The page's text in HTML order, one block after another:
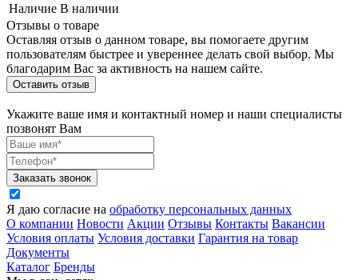
Наличие В наличии
Отзывы о товаре
Оставляя отзыв о данном товаре, вы помогаете другим
пользователям быстрее и увереннее делать свой выбор. Мы
благодарим Вас за активность на нашем сайте.
Оставить отзыв
Укажите ваше имя и контактный номер и наши специалисты
позвонят Вам
Заказать звонок
Я даю согласие на обработку персональных данных
О компании Новости Акции Отзывы Контакты Вакансии
Условия оплаты Условия доставки Гарантия на товар
Документы
Каталог Бренды